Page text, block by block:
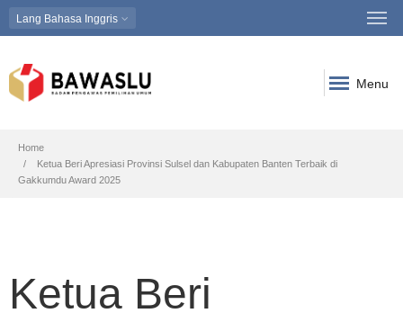
Lang Bahasa Inggris
Menu
Breadcrumb
Home
Ketua Beri Apresiasi Provinsi Sulsel dan Kabupaten Banten Terbaik di
Gakkumdu Award 2025
Ketua Beri